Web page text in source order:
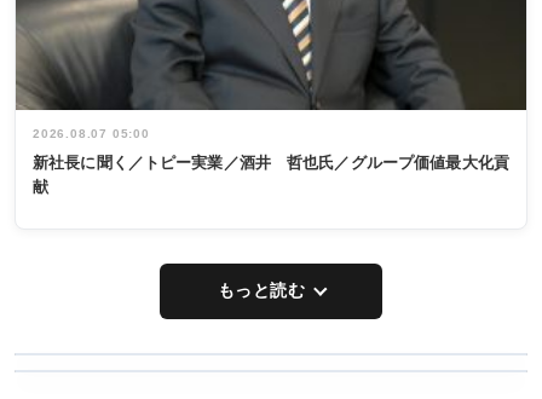
2026.08.07 05:00
新社長に聞く／トピー実業／酒井 哲也氏／グループ価値最大化貢
献
もっと読む